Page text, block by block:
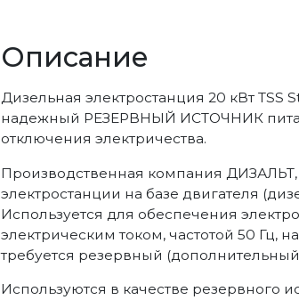
Описание
Дизельная электростанция 20 кВт TSS
надежный РЕЗЕРВНЫЙ ИСТОЧНИК
отключения электричества.
Производственная компания ДИЗАЛЬТ,
электростанции на базе двигателя
Используется для обеспечения
электрическим током, частотой 50 Гц,
требуется резервный
Используются в качестве резервного